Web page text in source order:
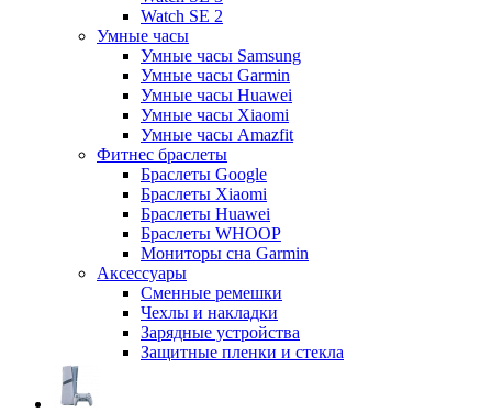
Watch SE 2
Умные часы
Умные часы Samsung
Умные часы Garmin
Умные часы Huawei
Умные часы Xiaomi
Умные часы Amazfit
Фитнес браслеты
Браслеты Google
Браслеты Xiaomi
Браслеты Huawei
Браслеты WHOOP
Мониторы сна Garmin
Аксессуары
Сменные ремешки
Чехлы и накладки
Зарядные устройства
Защитные пленки и стекла